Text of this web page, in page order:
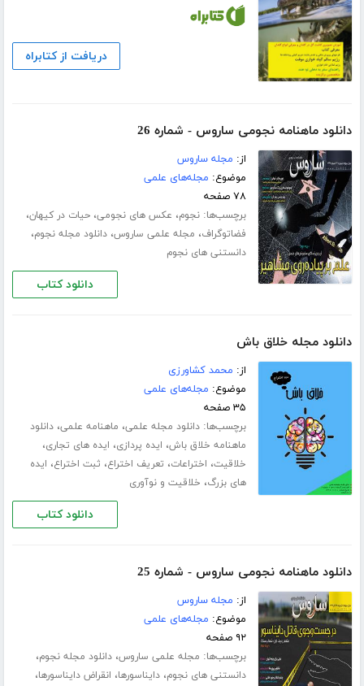
دریافت از کتابراه
دانلود ماهنامه نجومی ساروس - شماره 26
از: مجله ساروس
موضوع: مجله‌های علمی
۷۸ صفحه
برچسب‌ها:نجوم، عکس های نجومی،حیات در کیهان،
فضاتوگراف، مجله علمی ساروس،دانلود مجله نجوم،
دانستنی های نجوم
دانلود کتاب
دانلود مجله خلاق باش
از: محمد کشاورزی
موضوع: مجله‌های علمی
۳۵ صفحه
برچسب‌ها:دانلود مجله علمی، ماهنامه علمی،دانلود
ماهنامه خلاق باش، ایده پردازی، ایده های تجاری،
خلاقیت، اختراعات، تعریف اختراع، ثبت اختراع، ایده
های بزرگ، خلاقیت و نوآوری
دانلود کتاب
دانلود ماهنامه نجومی ساروس - شماره 25
از: مجله ساروس
موضوع: مجله‌های علمی
۹۲ صفحه
برچسب‌ها: مجله علمی ساروس،دانلود مجله نجوم،
دانستنی های نجوم،دایناسورها، انقراض دایناسورها،